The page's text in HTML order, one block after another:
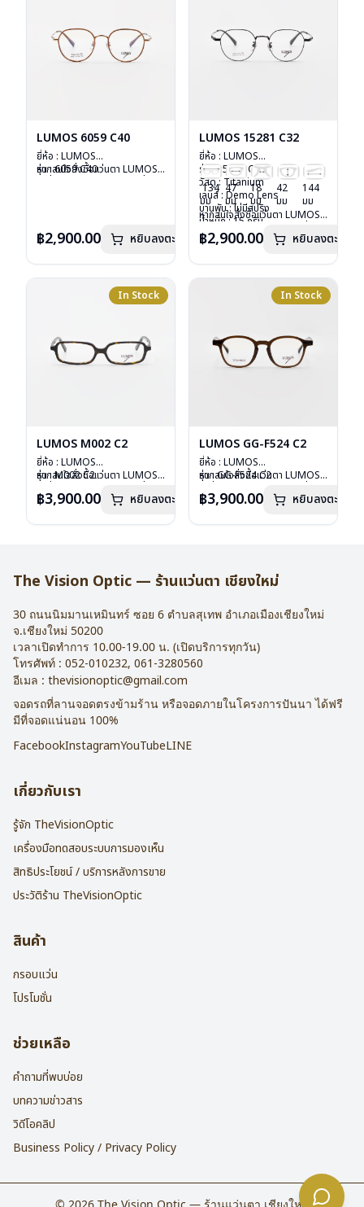
LUMOS 6059 C40
ยี่ห้อ : LUMOS
รุ่น : 6059 C40
อุปกรณ์ : กล่องแว่น , ผ้าเช็ดแว่น
การรับประกัน : 2 ปี
หากสนใจสั่งชื้อแว่นตา LUMOS
฿2,900.00 หยิบลงตะกร้า
LUMOS 15281 C32
ยี่ห้อ : LUMOS
รุ่น : 15281 C32
วัสดุ : Titanium
เลนส์ : Demo Lens
บานพับ : ไม่มีสปริง
น้ำหนัก : 15 กรัม
อุปกรณ์ : กล่องแว่น , ผ้าเช็ดแว่น
การรับประกัน : 2 ปี
134
มม
47
มม
18
มม
42
มม
144
มม
หากสนใจสั่งชื้อแว่นตา LUMOS
ลงไว้กรุณาติดต่อเราคลิก
฿2,900.00 หยิบลงตะกร้า
In Stock
LUMOS M002 C2
ยี่ห้อ : LUMOS
รุ่น : M002 C2
เลนส์ : Demo Lens
น้ำหนัก : 20 กรัม
หากสนใจสั่งชื้อแว่นตา LUMOS
ลงไว้กรุณาติดต่อเราคลิก
฿3,900.00 หยิบลงตะกร้า
In Stock
LUMOS GG-F524 C2
ยี่ห้อ : LUMOS
รุ่น : GG-F524 C2
เลนส์ : Demo Lens
น้ำหนัก : 29 กรัม
หากสนใจสั่งชื้อแว่นตา LUMOS
ลงไว้กรุณาติดต่อเราคลิก
฿3,900.00 หยิบลงตะกร้า
The Vision Optic — ร้านแว่นตา เชียงใหม่
30 ถนนนิมมานเหมินทร์ ซอย 6 ตำบลสุเทพ อำเภอเมืองเชียงใหม่
จ.เชียงใหม่ 50200
เวลาเปิดทำการ 10.00-19.00 น. (เปิดบริการทุกวัน)
โทรศัพท์ : 052-010232, 061-3280560
อีเมล : thevisionoptic@gmail.com
จอดรถที่ลานจอดตรงข้ามร้าน หรือจอดภายในโครงการปันนา ได้ฟรี
มีที่จอดแน่นอน 100%
FacebookInstagramYouTubeLINE
เกี่ยวกับเรา
รู้จัก TheVisionOptic
เครื่องมือทดสอบระบบการมองเห็น
สิทธิประโยชน์ / บริการหลังการขาย
ประวัติร้าน TheVisionOptic
สินค้า
กรอบแว่น
โปรโมชั่น
ช่วยเหลือ
คำถามที่พบบ่อย
บทความข่าวสาร
วิดีโอคลิป
Business Policy / Privacy Policy